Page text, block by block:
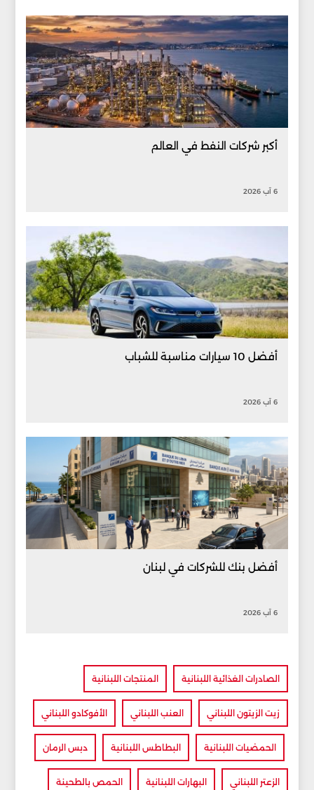
أكبر شركات النفط في العالم
6 آب 2026
أفضل 10 سيارات مناسبة للشباب
6 آب 2026
أفضل بنك للشركات في لبنان
6 آب 2026
الصادرات الغذائية اللبنانية المنتجات اللبنانية
زيت الزيتون اللبناني العنب اللبناني الأفوكادو اللبناني
الحمضيات اللبنانية البطاطس اللبنانية دبس الرمان
الزعتر اللبناني البهارات اللبنانية الحمص بالطحينة